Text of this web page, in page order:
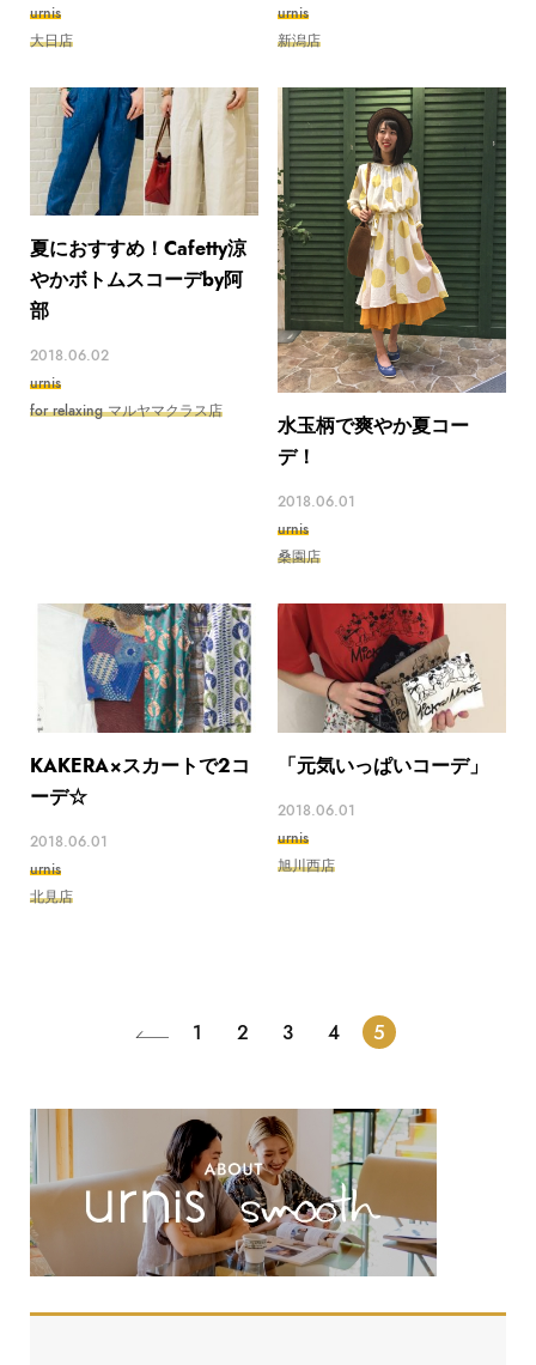
urnis
大日店
urnis
新潟店
夏におすすめ！Cafetty涼
やかボトムスコーデby阿
部
2018.06.02
urnis
for relaxing マルヤマクラス店
水玉柄で爽やか夏コー
デ！
2018.06.01
urnis
桑園店
KAKERA×スカートで2コ
ーデ☆
2018.06.01
urnis
北見店
「元気いっぱいコーデ」
2018.06.01
urnis
旭川西店
1 2 3 4 5